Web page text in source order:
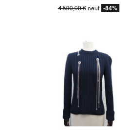
4 500,00 €neuf -84%